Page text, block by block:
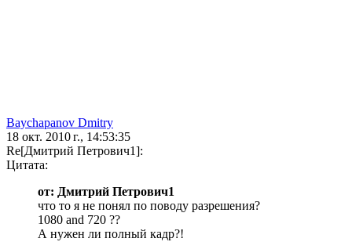
Baychapanov Dmitry
18 окт. 2010 г., 14:53:35
Re[Дмитрий Петрович1]:
Цитата:
от: Дмитрий Петрович1
что то я не понял по поводу разрешения?
1080 and 720 ??
А нужен ли полный кадр?!